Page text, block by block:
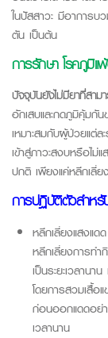
ในปัสสาวะ มีอาการ
ตัน เป็นต้น
การรักษา โรคภูมิแ
ปัจจุบันยังไม่มียาที่สามา
อักเสบและกดภูมิคุ้มกั
เหมาะสมกับผู้ป่วยแต่ล
เข้าสู่ภาวะสงบหรือไม่
ปกติ เพียงแค่หลีกเลี่ย
การปฏิบัติตัวสำห
หลีกเลี่ยงแสงแด
หลีกเลี่ยงการท
เป็นระยะเวลาน
โดยการสวมเสื้
ก่อนออกแดดอย่
เวลานาน